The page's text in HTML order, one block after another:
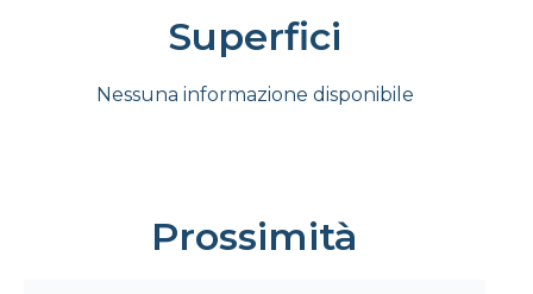
Superfici
Nessuna informazione disponibile
Prossimità